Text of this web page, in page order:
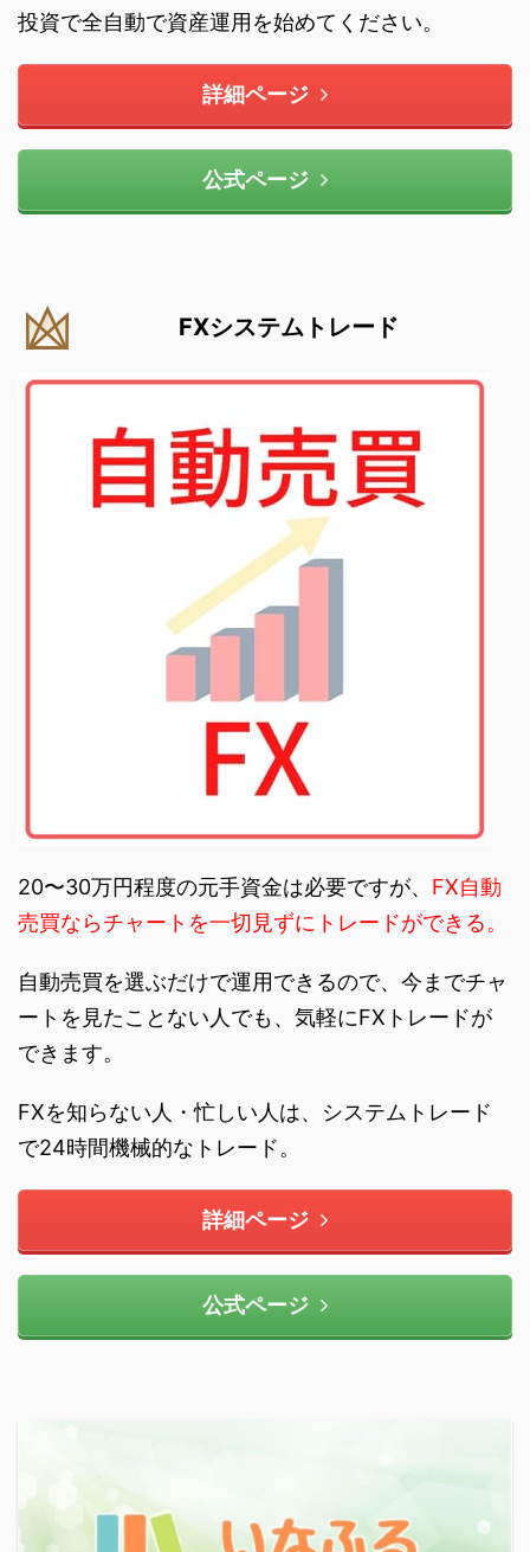
投資で全自動で資産運用を始めてください。
詳細ページ
公式ページ
FXシステムトレード
20〜30万円程度の元手資金は必要ですが、 FX自動
売買ならチャートを一切見ずにトレードができる。
自動売買を選ぶだけで運用できるので、今までチャ
ートを見たことない人でも、気軽にFXトレードが
できます。
FXを知らない人・忙しい人は、システムトレード
で24時間機械的なトレード。
詳細ページ
公式ページ